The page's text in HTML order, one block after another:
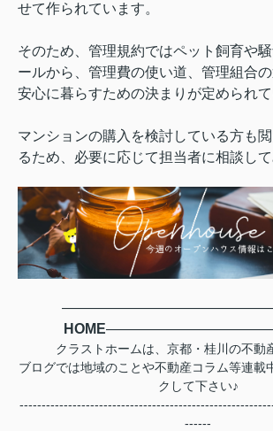
せて作られています。
そのため、管理規約ではペット飼育や
ールから、管理費の使い道、管理組合の
安心に暮らすための決まりが定められて
マンションの購入を検討している方も
るため、必要に応じて担当者に相談して
―――――――――――――――
HOME
クラストホームは、京都・桂川の不動
ブログでは地域のことや不動産コラム等連載
クして下さい♪
------